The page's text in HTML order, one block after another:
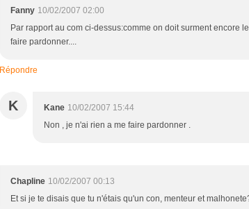
Fanny 10/02/2007 02:00
Par rapport au com ci-dessus:comme on doit surment encore
faire pardonner....
Répondre
K Kane 10/02/2007 15:44
Non , je n'ai rien a me faire pardonner .
Chapline 10/02/2007 00:13
Et si je te disais que tu n'étais qu'un con, menteur et